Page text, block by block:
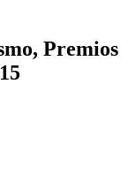
Premios